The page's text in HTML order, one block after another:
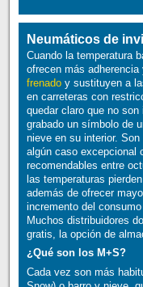
Neumáticos de
Cuando la temperatura
ofrecen más adherencia
frenadoy sustituyen a
en carreteras con
quedar claro que no
grabado un símbolo de
nieve en su interior.
algún caso excepcional
recomendables entre
las temperaturas
además de ofrecer
incremento del
Muchos distribuidores
gratis, la opción de
¿Qué son los M+S?
Cada vez son más